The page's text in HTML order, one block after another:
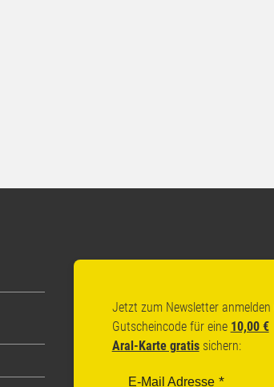
Jetzt zum Newsletter anmelden
Gutscheincode für eine 10,00 €
Aral-Karte gratissichern:
E-Mail Adresse